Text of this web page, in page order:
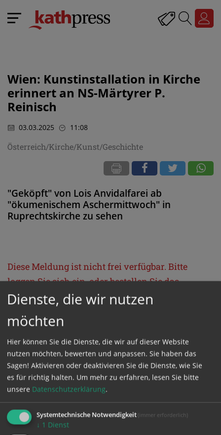
Wien: Kunstinstallation in Kirche
erinnert an NS-Märtyrer P.
Reinisch
03.03.2025 11:08
Österreich/Kirche/Kunst/Geschichte
"Geköpft" von Lois Anvidalfarei ab
"ökumenischem Aschermittwoch" in
Ruprechtskirche zu sehen
Diese Meldung ist nicht frei verfügbar. Bitte
loggen Sie sich ein, oder bestellen Sie das
ProduktKathpress_online.
Bitte melden Sie sich mit Ihrem Benutzernamen
und Passwort an.
Benutzername
Dienste, die wir nutzen
möchten
Hier können Sie die Dienste, die wir auf dieser Website
nutzen möchten, bewerten und anpassen. Sie haben das
Sagen! Aktivieren oder deaktivieren Sie die Dienste, wie Sie
es für richtig halten. Um mehr zu erfahren, lesen Sie bitte
unsere Datenschutzerklärung.
Systemtechnische Notwendigkeit (immer erforderlich)
↓ 1 Dienst